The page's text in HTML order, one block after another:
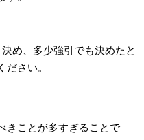
め、多少強引でも決めたと
ださい。
きことが多すぎることで